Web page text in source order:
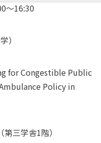
～16:30
）
for Congestible Public
Policy in
三学舎1階）